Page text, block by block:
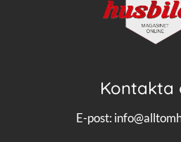
Kontakta
E-post: